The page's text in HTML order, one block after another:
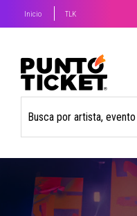
Inicio TLK